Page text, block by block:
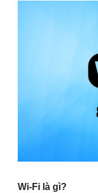
Wi-Fi là gì?